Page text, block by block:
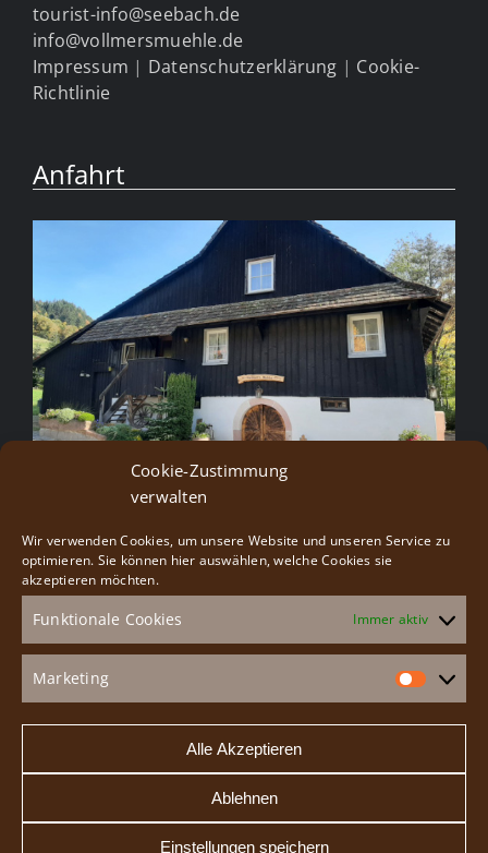
Cookie-Zustimmung
verwalten
Wir verwenden Cookies, um unsere Website und unseren Service zu
optimieren. Sie können hier auswählen, welche Cookies sie
akzeptieren möchten.
Funktionale Cookies Immer aktiv
Marketing
Alle Akzeptieren
Ablehnen
Einstellungen speichern
tourist-info@seebach.de
info@vollmersmuehle.de
Impressum | Datenschutzerklärung | Cookie-
Richtlinie
Anfahrt
Besucherservice
Gruppenangebote
Veranstaltungen
Speiseangebot